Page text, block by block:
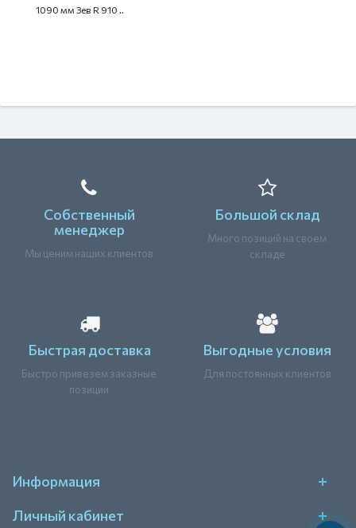
1090 мм Зев R 910 ..
Собственный
менеджер
Мы ценим наших клиентов
Большой склад
Много позиций на своем
складе
Быстрая доставка
Быстро привезем заказные
позиции
Выгодные условия
Для постоянных клиентов
Информация
Личный кабинет